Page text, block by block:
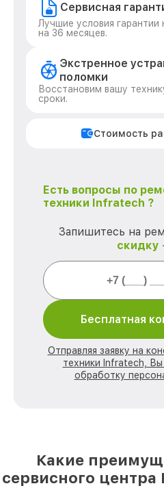
Сервисная
Лучшие условия гарантии
на 36 месяцев.
Экстренное
поломки
Восстановим вашу
сроки.
Стоимость
Есть вопросы по
техники Infratech ?
Запишитесь на
скидку
Бесплатная
Отправляя заявку на
техники Infratech, Вы
обработку
Какие
сервисного